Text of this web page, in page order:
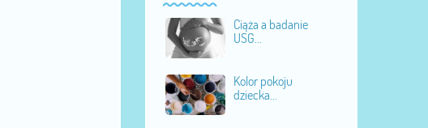
Ciąża a badanie
USG...
Kolor pokoju
dziecka...